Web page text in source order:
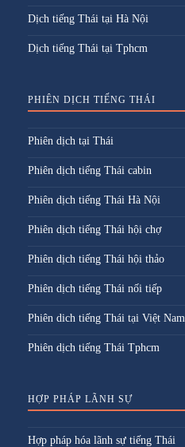
Dịch tiếng Thái tại Hà Nội
Dịch tiếng Thái tại Tphcm
PHIÊN DỊCH TIẾNG THÁI
Phiên dịch tại Thái
Phiên dịch tiếng Thái cabin
Phiên dịch tiếng Thái Hà Nội
Phiên dịch tiếng Thái hội chợ
Phiên dịch tiếng Thái hội thảo
Phiên dịch tiếng Thái nối tiếp
Phiên dich tiếng Thái tại Việt Nam
Phiên dịch tiếng Thái Tphcm
HỢP PHÁP LÃNH SỰ
Hợp pháp hóa lãnh sự tiếng Thái